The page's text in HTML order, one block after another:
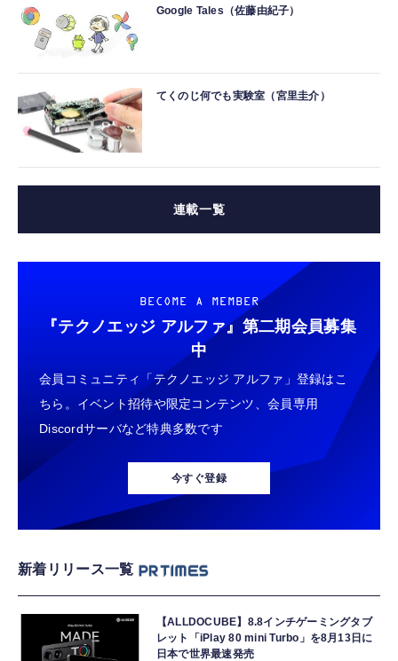
Google Tales（佐藤由紀子）
てくのじ何でも実験室（宮里圭介）
連載一覧
BECOME A MEMBER
『テクノエッジ アルファ』 第二期会員募集
中
会員コミュニティ「テクノエッジ アルファ」登録はこ
ちら。イベント招待や限定コンテンツ、会員専用
Discordサーバなど特典多数です
今すぐ登録
新着リリース一覧
【ALLDOCUBE】8.8インチゲーミングタブ
レット「iPlay 80 mini Turbo」を8月13日に
日本で世界最速発売